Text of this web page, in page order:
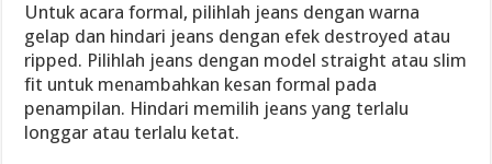
Untuk acara formal, pilihlah jeans dengan warna
gelap dan hindari jeans dengan efek destroyed atau
ripped. Pilihlah jeans dengan model straight atau slim
fit untuk menambahkan kesan formal pada
penampilan. Hindari memilih jeans yang terlalu
longgar atau terlalu ketat.